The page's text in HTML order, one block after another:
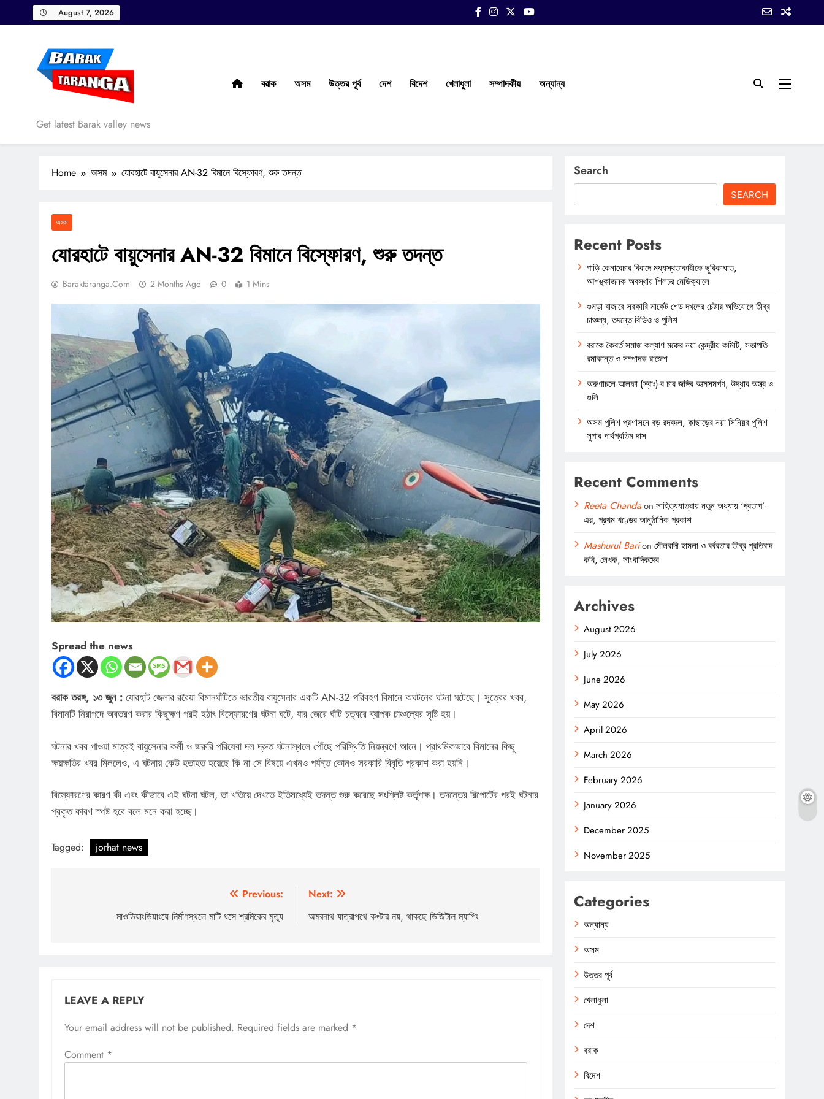
to
August 7, 2026
Barak Taranga
Get latest Barak valley news
বরাক অসম উত্তর পূর্ব দেশ বিদেশ খেলাধুলা সম্পাদকীয় অন্যান্য
Home অসম যোরহাটে বায়ুসেনার AN-32 বিমানে বিস্ফোরণ, শুরু তদন্ত
অসম
যোরহাটে বায়ুসেনার AN-32 বিমানে বিস্ফোরণ, শুরু তদন্ত
Baraktaranga.com 2 Months Ago 0 1 Mins
Spread the news
বরাক তরঙ্গ, ১৩ জুন : যোরহাট জেলার ররৈয়া বিমানঘাঁটিতে ভারতীয় বায়ুসেনার একটি AN-32 পরিবহণ বিমানে অঘটনের ঘটনা ঘটেছে। সূত্রের খবর,
বিমানটি নিরাপদে অবতরণ করার কিছুক্ষণ পরই হঠাৎ বিস্ফোরণের ঘটনা ঘটে, যার জেরে ঘাঁটি চত্বরে ব্যাপক চাঞ্চল্যের সৃষ্টি হয়।
ঘটনার খবর পাওয়া মাত্রই বায়ুসেনার কর্মী ও জরুরি পরিষেবা দল দ্রুত ঘটনাস্থলে পৌঁছে পরিস্থিতি নিয়ন্ত্রণে আনে। প্রাথমিকভাবে বিমানের কিছু
ক্ষয়ক্ষতির খবর মিললেও, এ ঘটনায় কেউ হতাহত হয়েছে কি না সে বিষয়ে এখনও পর্যন্ত কোনও সরকারি বিবৃতি প্রকাশ করা হয়নি।
বিস্ফোরণের কারণ কী এবং কীভাবে এই ঘটনা ঘটল, তা খতিয়ে দেখতে ইতিমধ্যেই তদন্ত শুরু করেছে সংশ্লিষ্ট কর্তৃপক্ষ। তদন্তের রিপোর্টের পরই ঘটনার
প্রকৃত কারণ স্পষ্ট হবে বলে মনে করা হচ্ছে।
Tagged: jorhat news
navigation
Previous:
মাওডিয়াংডিয়াংয়ে নির্মাণস্থলে মাটি ধসে শ্রমিকের মৃত্যু
Next:
অমরনাথ যাত্রাপথে কপ্টার নয়, থাকছে ডিজিটাল ম্যাপিং
LEAVE A REPLY
Your email address will not be published. Required fields are marked *
Comment *
Search
SEARCH
Recent Posts
গাড়ি কেনাবেচার বিবাদে মধ্যস্থতাকারীকে ছুরিকাঘাত,
আশঙ্কাজনক অবস্থায় শিলচর মেডিক্যালে
গুমড়া বাজারে সরকারি মার্কেট শেড দখলের চেষ্টার অভিযোগে তীব্র
চাঞ্চল্য, তদন্তে বিডিও ও পুলিশ
বরাকে কৈবর্ত সমাজ কল্যাণ মঞ্চের নয়া কেন্দ্রীয় কমিটি, সভাপতি
রমাকান্ত ও সম্পাদক রাজেশ
অরুণাচলে আলফা (স্বাঃ)-র চার জঙ্গির আত্মসমর্পণ, উদ্ধার অস্ত্র ও
গুলি
অসম পুলিশ প্রশাসনে বড় রদবদল, কাছাড়ের নয়া সিনিয়র পুলিশ
সুপার পার্থপ্রতিম দাস
Recent Comments
Reeta Chandaonসাহিত্যযাত্রায় নতুন অধ্যায় ‘প্রতাপ’-
এর, প্রথম খণ্ডের আনুষ্ঠানিক প্রকাশ
Mashurul Barionমৌলবাদী হামলা ও বর্বরতার তীব্র প্রতিবাদ
কবি, লেখক, সাংবাদিকদের
Archives
August 2026
July 2026
June 2026
May 2026
April 2026
March 2026
February 2026
January 2026
December 2025
November 2025
Categories
অন্যান্য
অসম
উত্তর পূর্ব
খেলাধুলা
দেশ
বরাক
বিদেশ